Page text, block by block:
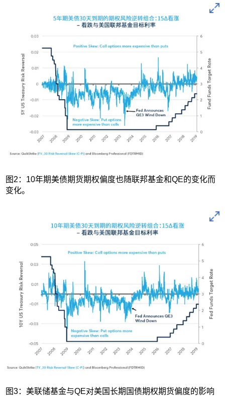
图2：10年期美债期货期权偏度也随联邦基金和QE的变化而
变化。
图3：美联储基金与QE对美国长期国债期权期货偏度的影响